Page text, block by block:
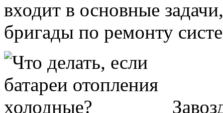
входит в основные
бригады по ремонту